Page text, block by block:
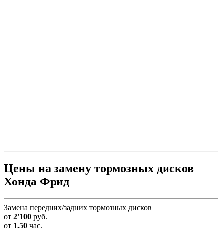
Цены на замену тормозных дисков
Хонда Фрид
Замена передних/задних тормозных дисков
от 2'100 руб.
от 1.50 час.